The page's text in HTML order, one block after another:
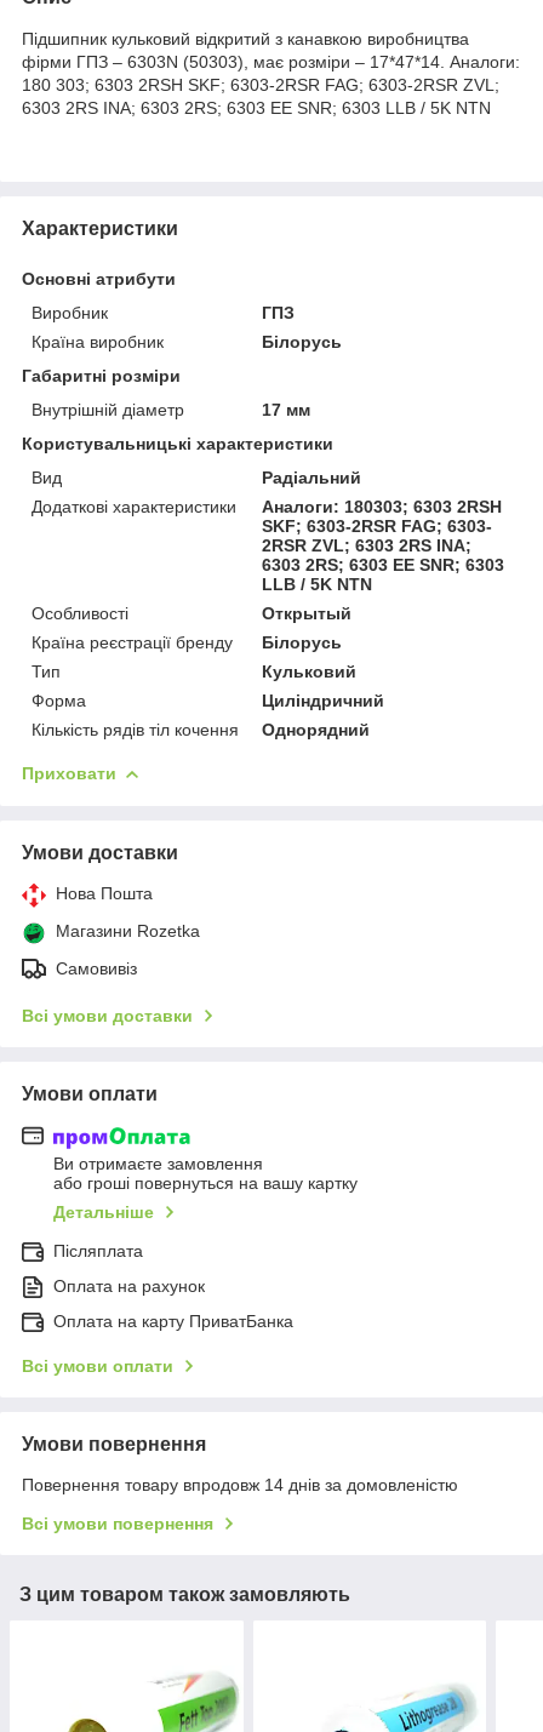
Підшипник кульковий відкритий з канавкою виробництва
фірми ГПЗ – 6303N (50303), має розміри – 17*47*14. Аналоги:
180 303; 6303 2RSH SKF; 6303-2RSR FAG; 6303-2RSR ZVL;
6303 2RS ​​INA; 6303 2RS; 6303 EE SNR; 6303 LLB / 5K NTN
Характеристики
Основні атрибути
Виробник
ГПЗ
Країна виробник
Білорусь
Габаритні розміри
Внутрішній діаметр
17 мм
Користувальницькі характеристики
Вид
Радіальний
Додаткові характеристики
Аналоги: 180303; 6303 2RSH
SKF; 6303-2RSR FAG; 6303-
2RSR ZVL; 6303 2RS INA;
6303 2RS; 6303 EE SNR; 6303
LLB / 5K NTN
Особливості
Открытый
Країна реєстрації бренду
Білорусь
Тип
Кульковий
Форма
Циліндричний
Кількість рядів тіл кочення
Однорядний
Приховати
Умови доставки
Нова Пошта
Магазини Rozetka
Самовивіз
Всі умови доставки
Умови оплати
Ви отримаєте замовлення
або гроші повернуться на вашу картку
Детальніше
Післяплата
Оплата на рахунок
Оплата на карту ПриватБанка
Всі умови оплати
Умови повернення
Повернення товару впродовж 14 днів за домовленістю
Всі умови повернення
З цим товаром також замовляють